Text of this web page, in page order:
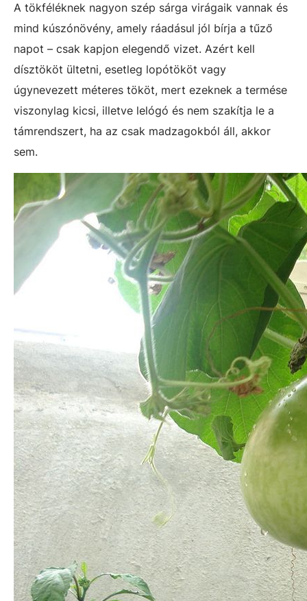
A tökféléknek nagyon szép sárga virágaik vannak és
mind kúszónövény, amely ráadásul jól bírja a tűző
napot – csak kapjon elegendő vizet. Azért kell
dísztököt ültetni, esetleg lopótököt vagy
úgynevezett méteres tököt, mert ezeknek a termése
viszonylag kicsi, illetve lelógó és nem szakítja le a
támrendszert, ha az csak madzagokból áll, akkor
sem.